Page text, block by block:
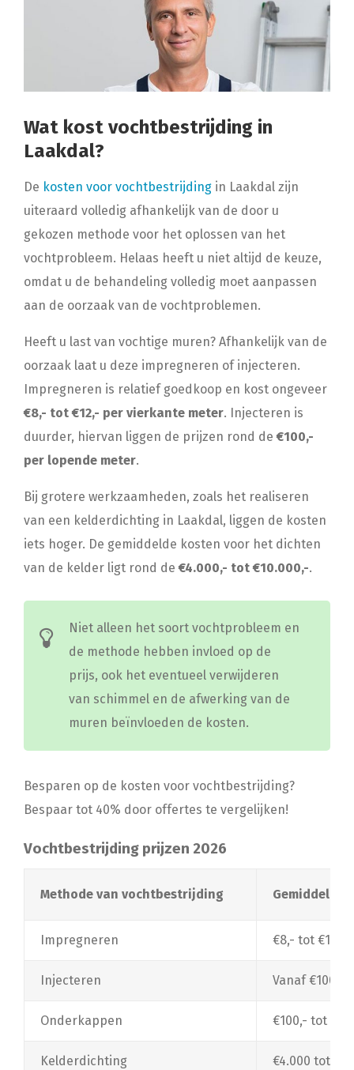
Wat kost vochtbestrijding in
Laakdal?
De kosten voor vochtbestrijding in Laakdal zijn
uiteraard volledig afhankelijk van de door u
gekozen methode voor het oplossen van het
vochtprobleem. Helaas heeft u niet altijd de keuze,
omdat u de behandeling volledig moet aanpassen
aan de oorzaak van de vochtproblemen.
Heeft u last van vochtige muren? Afhankelijk van de
oorzaak laat u deze impregneren of injecteren.
Impregneren is relatief goedkoop en kost ongeveer
€8,- tot €12,- per vierkante meter. Injecteren is
duurder, hiervan liggen de prijzen rond de€100,-
per lopende meter.
Bij grotere werkzaamheden, zoals het realiseren
van een kelderdichting in Laakdal, liggen de kosten
iets hoger. De gemiddelde kosten voor het dichten
van de kelder ligt rond de€4.000,- tot €10.000,-.
Niet alleen het soort vochtprobleem en
de methode hebben invloed op de
prijs, ook het eventueel verwijderen
van schimmel en de afwerking van de
muren beïnvloeden de kosten.
Besparen op de kosten voor vochtbestrijding?
Bespaar tot 40% door offertes te vergelijken!
Vochtbestrijding prijzen 2026
Methode van vochtbestrijding Gemiddelde
Impregneren €8,- tot €12,-
Injecteren Vanaf €100,-
Onderkappen €100,- tot
Kelderdichting €4.000 tot